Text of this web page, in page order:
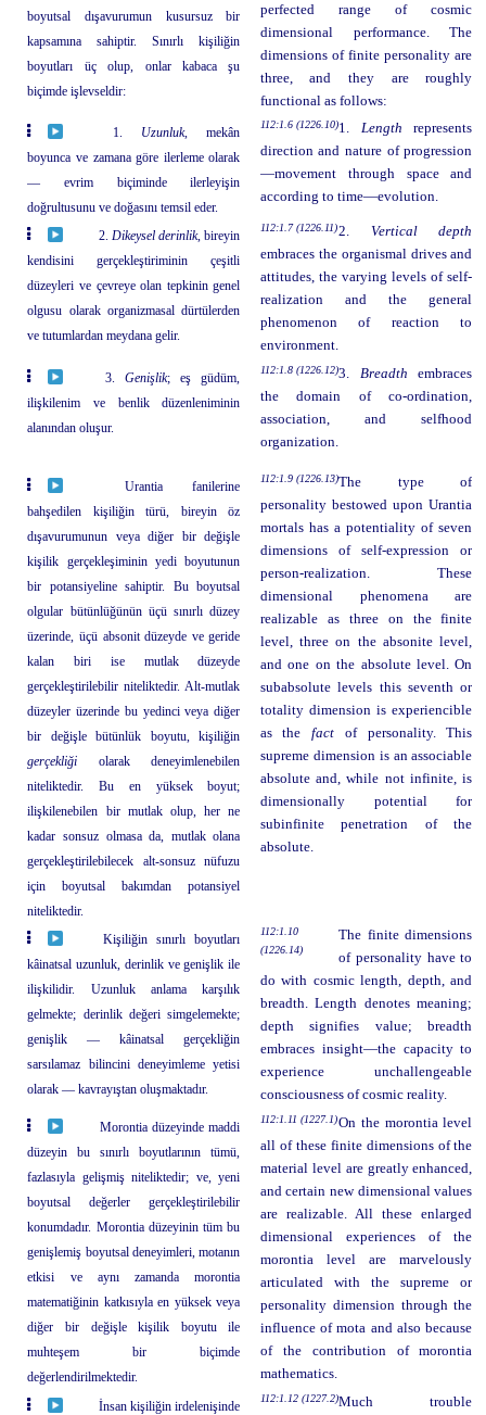
boyutsal dışavurumun kusursuz bir
kapsamına sahiptir. Sınırlı kişiliğin
boyutları üç olup, onlar kabaca şu
biçimde işlevseldir:
perfected range of cosmic
dimensional performance. The
dimensions of finite personality are
three, and they are roughly
functional as follows:
1. Uzunluk, mekân
boyunca ve zamana göre ilerleme olarak
— evrim biçiminde ilerleyişin
doğrultusunu ve doğasını temsil eder.
112:1.6 (1226.10)1. Length represents
direction and nature of progression
—movement through space and
according to time—evolution.
2. Dikeysel derinlik, bireyin
kendisini gerçekleştiriminin çeşitli
düzeyleri ve çevreye olan tepkinin genel
olgusu olarak organizmasal dürtülerden
ve tutumlardan meydana gelir.
112:1.7 (1226.11)2. Vertical depth
embraces the organismal drives and
attitudes, the varying levels of self-
realization and the general
phenomenon of reaction to
environment.
3. Genişlik; eş güdüm,
ilişkilenim ve benlik düzenleniminin
alanından oluşur.
112:1.8 (1226.12)3. Breadth embraces
the domain of co-ordination,
association, and selfhood
organization.
Urantia fanilerine
bahşedilen kişiliğin türü, bireyin öz
dışavurumunun veya diğer bir değişle
kişilik gerçekleşiminin yedi boyutunun
bir potansiyeline sahiptir. Bu boyutsal
olgular bütünlüğünün üçü sınırlı düzey
üzerinde, üçü absonit düzeyde ve geride
kalan biri ise mutlak düzeyde
gerçekleştirilebilir niteliktedir. Alt-mutlak
düzeyler üzerinde bu yedinci veya diğer
bir değişle bütünlük boyutu, kişiliğin
gerçekliği olarak deneyimlenebilen
niteliktedir. Bu en yüksek boyut;
ilişkilenebilen bir mutlak olup, her ne
kadar sonsuz olmasa da, mutlak olana
gerçekleştirilebilecek alt-sonsuz nüfuzu
için boyutsal bakımdan potansiyel
niteliktedir.
112:1.9 (1226.13)The type of
personality bestowed upon Urantia
mortals has a potentiality of seven
dimensions of self-expression or
person-realization. These
dimensional phenomena are
realizable as three on the finite
level, three on the absonite level,
and one on the absolute level. On
subabsolute levels this seventh or
totality dimension is experiencible
as thefact of personality. This
supreme dimension is an associable
absolute and, while not infinite, is
dimensionally potential for
subinfinite penetration of the
absolute.
Kişiliğin sınırlı boyutları
kâinatsal uzunluk, derinlik ve genişlik ile
ilişkilidir. Uzunluk anlama karşılık
gelmekte; derinlik değeri simgelemekte;
genişlik — kâinatsal gerçekliğin
sarsılamaz bilincini deneyimleme yetisi
olarak — kavrayıştan oluşmaktadır.
112:1.10
(1226.14)
The finite dimensions
of personality have to
do with cosmic length, depth, and
breadth. Length denotes meaning;
depth signifies value; breadth
embraces insight—the capacity to
experience unchallengeable
consciousness of cosmic reality.
Morontia düzeyinde maddi
düzeyin bu sınırlı boyutlarının tümü,
fazlasıyla gelişmiş niteliktedir; ve, yeni
boyutsal değerler gerçekleştirilebilir
konumdadır. Morontia düzeyinin tüm bu
genişlemiş boyutsal deneyimleri, motanın
etkisi ve aynı zamanda morontia
matematiğinin katkısıyla en yüksek veya
diğer bir değişle kişilik boyutu ile
muhteşem bir biçimde
değerlendirilmektedir.
112:1.11 (1227.1)On the morontia level
all of these finite dimensions of the
material level are greatly enhanced,
and certain new dimensional values
are realizable. All these enlarged
dimensional experiences of the
morontia level are marvelously
articulated with the supreme or
personality dimension through the
influence of mota and also because
of the contribution of morontia
mathematics.
İnsan kişiliğin irdelenişinde
112:1.12 (1227.2)Much trouble